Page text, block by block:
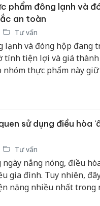
phẩm đông lạnh và
an toàn
Tư vấn
lạnh và đóng hộp
tính tiện lợi và giá
thực phẩm này
sử dụng điều hòa
Tư vấn
nắng nóng, điều
gia đình. Tuy nhiên,
năng nhiều nhất trong